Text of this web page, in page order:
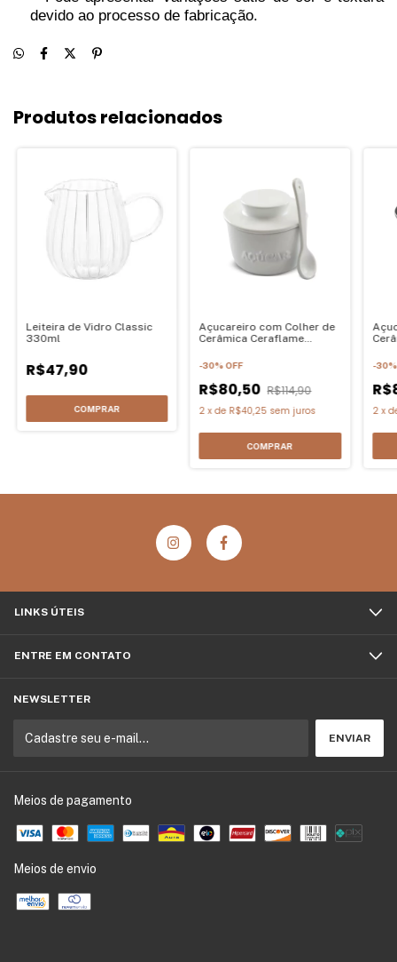
devido ao processo de fabricação.
Produtos relacionados
Leiteira de Vidro Classic
330ml
R$47,90
Açucareiro com Colher de
Cerâmica Ceraflame
-30%OFF
R$80,50 R$114,90
2 xde R$40,25 sem juros
-30
2 x
LINKS ÚTEIS
ENTRE EM CONTATO
NEWSLETTER
Meios de pagamento
Meios de envio